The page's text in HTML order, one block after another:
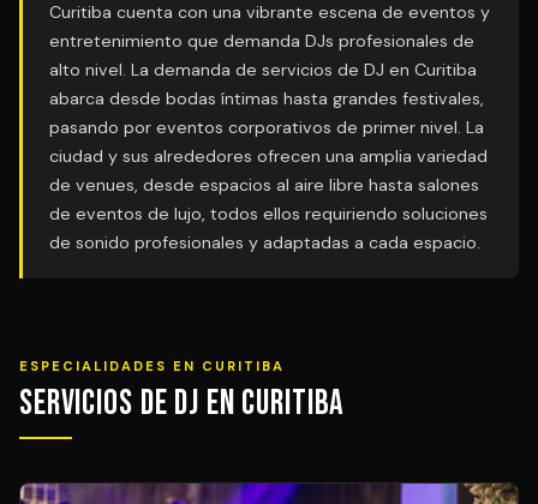
Curitiba cuenta con una vibrante escena de eventos y
entretenimiento que demanda DJs profesionales de
alto nivel. La demanda de servicios de DJ en Curitiba
abarca desde bodas íntimas hasta grandes festivales,
pasando por eventos corporativos de primer nivel. La
ciudad y sus alrededores ofrecen una amplia variedad
de venues, desde espacios al aire libre hasta salones
de eventos de lujo, todos ellos requiriendo soluciones
de sonido profesionales y adaptadas a cada espacio.
ESPECIALIDADES EN CURITIBA
Servicios de DJ en Curitiba